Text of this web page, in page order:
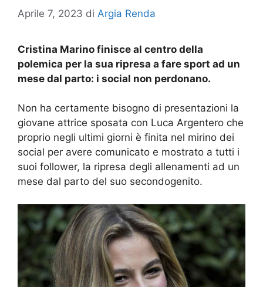
Aprile 7, 2023 di Argia Renda
Cristina Marino finisce al centro della
polemica per la sua ripresa a fare sport ad un
mese dal parto: i social non perdonano.
Non ha certamente bisogno di presentazioni la
giovane attrice sposata con Luca Argentero che
proprio negli ultimi giorni è finita nel mirino dei
social per avere comunicato e mostrato a tutti i
suoi follower, la ripresa degli allenamenti ad un
mese dal parto del suo secondogenito.